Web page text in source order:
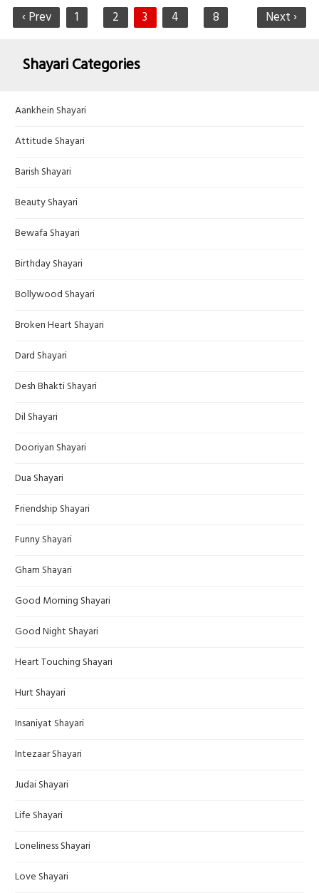
‹ Prev 1 2 3 4 8 Next ›
Shayari Categories
Aankhein Shayari
Attitude Shayari
Barish Shayari
Beauty Shayari
Bewafa Shayari
Birthday Shayari
Bollywood Shayari
Broken Heart Shayari
Dard Shayari
Desh Bhakti Shayari
Dil Shayari
Dooriyan Shayari
Dua Shayari
Friendship Shayari
Funny Shayari
Gham Shayari
Good Morning Shayari
Good Night Shayari
Heart Touching Shayari
Hurt Shayari
Insaniyat Shayari
Intezaar Shayari
Judai Shayari
Life Shayari
Loneliness Shayari
Love Shayari